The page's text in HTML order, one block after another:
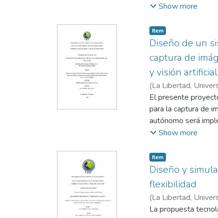
El sistema
de forma
ejecuta Home
Posteriormente,
interfaz Hombre-
El sistema se limita
control,
desarrollo del
MariaDB, TIA
tecnologías IIoT
El proyecto tiene
reacción rápida
industrial mediante
Show more
Item
Diseño de un
captura de
y visión artificial
(La Libertad,
Vera González,
El presente
para la captura de
autónomo será
remotamente de
el reconocimiento
navegación
elementos:
Ardusub de
BlueOS que
firmware Ardusub
Show more
Item
Diseño y
flexibilidad
(La Libertad,
Saldaña Enderica,
La propuesta